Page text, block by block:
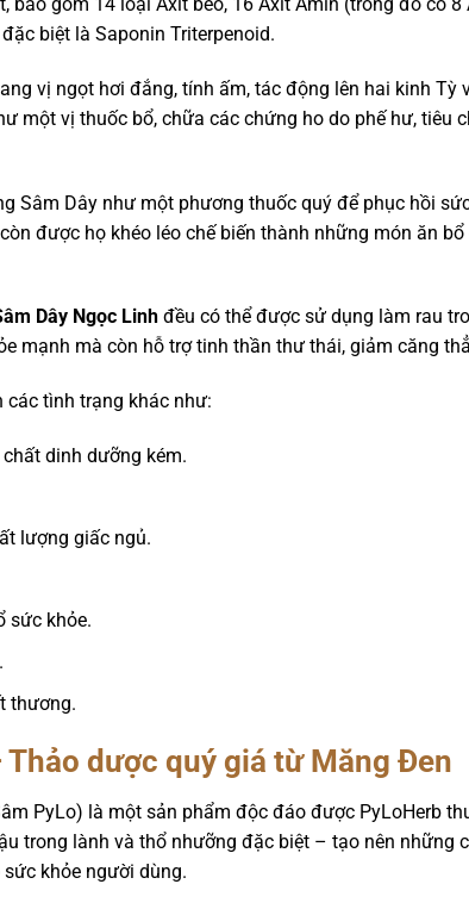
biệt là Saponin Triterpenoid.
vị ngọt hơi đắng, tính ấm, tác động lên hai kinh Tỳ
một vị thuốc bổ, chữa các chứng ho do phế hư, tiêu
Sâm Dây như một phương thuốc quý để phục hồi
được họ khéo léo chế biến thành những món ăn
Dây Ngọc Linhđều có thể được sử dụng làm rau
mạnh mà còn hỗ trợ tinh thần thư thái, giảm căng
tình trạng khác như:
dinh dưỡng kém.
lượng giấc ngủ.
sức khỏe.
thương.
Thảo dược quý giá từ Măng Đen
PyLo) là một sản phẩm độc đáo được PyLoHerb
trong lành và thổ nhưỡng đặc biệt – tạo nên những
khỏe người dùng.